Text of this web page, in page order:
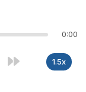
0:00
1.5x